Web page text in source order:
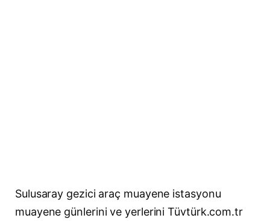
Sulusaray gezici araç muayene istasyonu
muayene günlerini ve yerlerini Tüvtürk.com.tr